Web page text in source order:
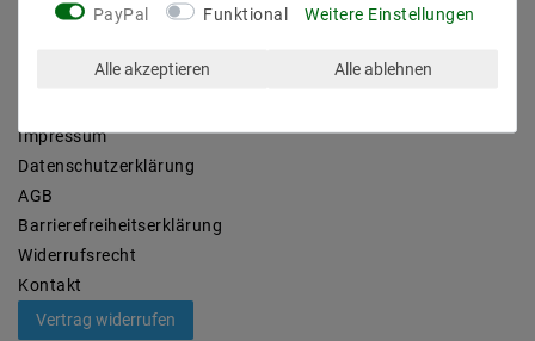
Ihr Warenkorb
Ihr Shop-Konto
Impressum
Daten­schutz­erklärung
AGB
Barrierefreiheitserklärung
Widerrufs­recht
Kontakt
Vertrag widerrufen
PayPal Funktional Weitere Einstellungen
Alle akzeptieren Alle ablehnen